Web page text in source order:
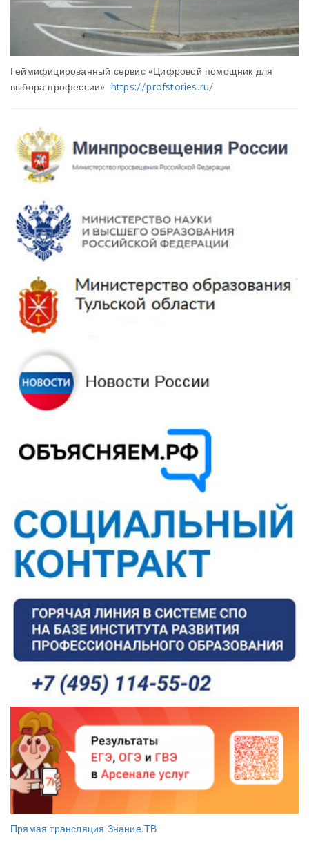
Геймифицированный сервис «Цифровой помощник для
выбора профессии» https://profstories.ru/
Прямая трансляция Знание.ТВ